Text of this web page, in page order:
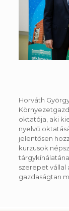
Horváth
oktatója, aki
nyelvű
jelentősen
kurzusok
szerepet vállal
gazdaságtan